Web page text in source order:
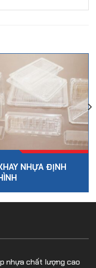
NHỰA ĐỊNH
nhựa chất lượng cao